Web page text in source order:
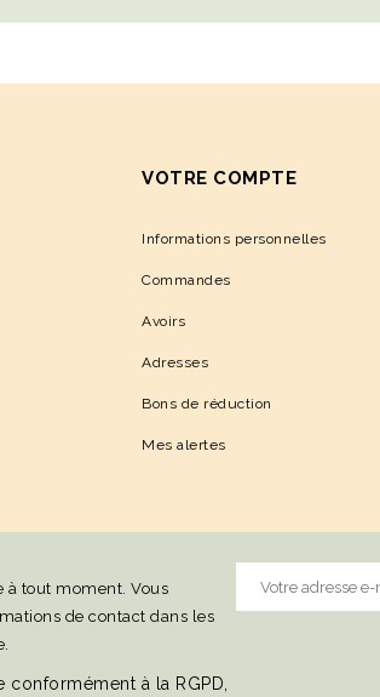
VOTRE COMPTE
Informations personnelles
Commandes
Avoirs
Adresses
Bons de réduction
Mes alertes
à tout moment. Vous
de contact dans les
à la RGPD,